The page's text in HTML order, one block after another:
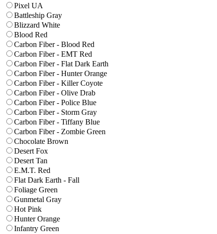
Pixel UA
Battleship Gray
Blizzard White
Blood Red
Carbon Fiber - Blood Red
Carbon Fiber - EMT Red
Carbon Fiber - Flat Dark Earth
Carbon Fiber - Hunter Orange
Carbon Fiber - Killer Coyote
Carbon Fiber - Olive Drab
Carbon Fiber - Police Blue
Carbon Fiber - Storm Gray
Carbon Fiber - Tiffany Blue
Carbon Fiber - Zombie Green
Chocolate Brown
Desert Fox
Desert Tan
E.M.T. Red
Flat Dark Earth - Fall
Foliage Green
Gunmetal Gray
Hot Pink
Hunter Orange
Infantry Green